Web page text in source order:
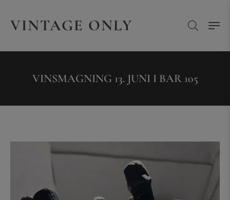
VINTAGE ONLY
VINSMAGNING 13. JUNI I BAR 105